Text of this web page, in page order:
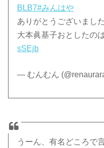
BLB7#みんはや
ありがとうございました
大本眞基子おとしたの
sSEjb
— むんむん
うーん、有名どころで